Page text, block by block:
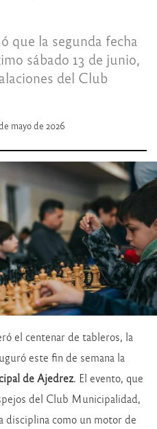
que la segunda fecha
sábado 13 de junio,
del Club
mayo de 2026
el centenar de tableros, la
este fin de semana la
de Ajedrez . El evento, que
del Club Municipalidad,
disciplina como un motor de